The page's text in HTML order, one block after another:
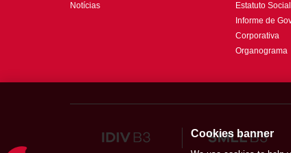
Notícias
Estatuto
Informe de
Corporativa
Organograma
Cookies banner